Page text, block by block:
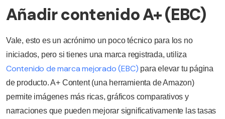
Añadir contenido A+ (EBC)
Vale, esto es un acrónimo un poco técnico para los no
iniciados, pero si tienes una marca registrada, utiliza
Contenido de marca mejorado (EBC) para elevar tu página
de producto. A+ Content (una herramienta de Amazon)
permite imágenes más ricas, gráficos comparativos y
narraciones que pueden mejorar significativamente las tasas